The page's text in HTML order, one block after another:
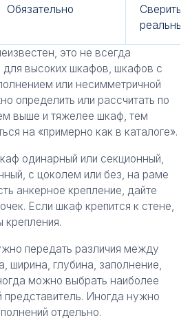
Обязательно
Сверить
это не всегда
для высоких шкафов, шкафов с
или несимметричной
определить или рассчитать по
выше и тяжелее шкаф, тем
на «примерно как в каталоге».
одинарный или секционный,
с цоколем или без, на раме
анкерное крепление, дайте
Если шкаф крепится к стене,
крепления.
передать различия между
ширина, глубина, заполнение,
можно выбрать наиболее
представитель. Иногда нужно
отдельно.